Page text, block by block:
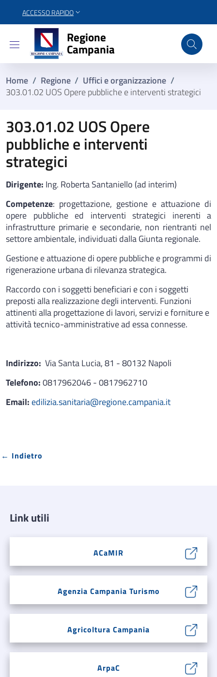
ACCESSO RAPIDO
Regione Campania
Regione
Campania
Home / Regione / Uffici e organizzazione /
303.01.02 UOS Opere pubbliche e interventi strategici
303.01.02 UOS Opere
pubbliche e interventi
strategici
Dirigente: Ing. Roberta Santaniello (ad interim)
Competenze: progettazione, gestione e attuazione di
opere pubbliche ed interventi strategici inerenti a
infrastrutture primarie e secondarie, non rientranti nel
settore ambientale, individuati dalla Giunta regionale.
Gestione e attuazione di opere pubbliche e programmi di
rigenerazione urbana di rilevanza strategica.
Raccordo con i soggetti beneficiari e con i soggetti
preposti alla realizzazione degli interventi. Funzioni
attinenti alla progettazione di lavori, servizi e forniture e
attività tecnico-amministrative ad essa connesse.
Indirizzo: Via Santa Lucia, 81 - 80132 Napoli
Telefono:0817962046 - 0817962710
Email: edilizia.sanitaria@regione.campania.it
← Indietro
Link utili
ACaMIR
Agenzia Campania Turismo
Agricoltura Campania
ArpaC